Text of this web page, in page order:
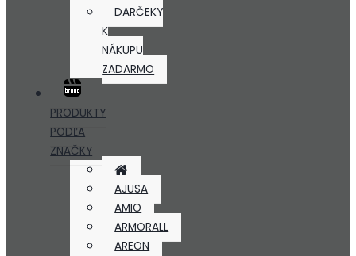
DARČEKY
K
NÁKUPU
ZADARMO
PRODUKTY
PODĽA
ZNAČKY
AJUSA
AMIO
ARMORALL
AREON